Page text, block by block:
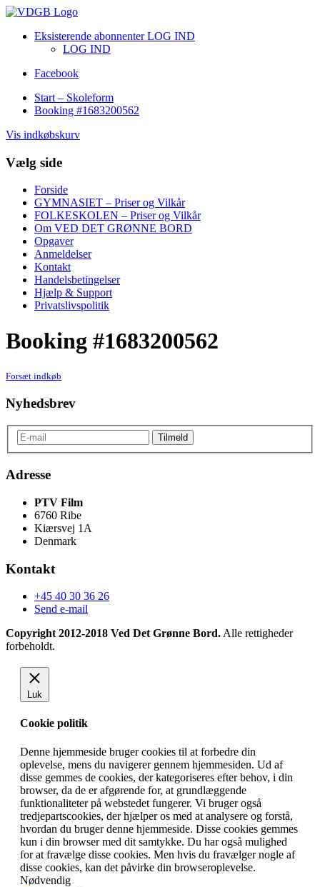
Eksisterende abonnenter LOG IND
LOG IND
Facebook
Start – Skoleform
Booking #1683200562
Vis indkøbskurv
Vælg side
Forside
GYMNASIET – Priser og Vilkår
FOLKESKOLEN – Priser og Vilkår
Om VED DET GRØNNE BORD
Opgaver
Anmeldelser
Kontakt
Handelsbetingelser
Hjælp & Support
Privatslivspolitik
Booking #1683200562
Forsæt indkøb
Nyhedsbrev
Adresse
PTV Film
6760 Ribe
Kiærsvej 1A
Denmark
Kontakt
+45 40 30 36 26
Send e-mail
Copyright 2012-2018 Ved Det Grønne Bord. Alle rettigheder
forbeholdt.
Luk
Cookie politik
Denne hjemmeside bruger cookies til at forbedre din
oplevelse, mens du navigerer gennem hjemmesiden. Ud af
disse gemmes de cookies, der kategoriseres efter behov, i din
browser, da de er afgørende for, at grundlæggende
funktionaliteter på webstedet fungerer. Vi bruger også
tredjepartscookies, der hjælper os med at analysere og forstå,
hvordan du bruger denne hjemmeside. Disse cookies gemmes
kun i din browser med dit samtykke. Du har også mulighed
for at fravælge disse cookies. Men hvis du fravælger nogle af
disse cookies, kan det påvirke din browseroplevelse.
Nødvendig